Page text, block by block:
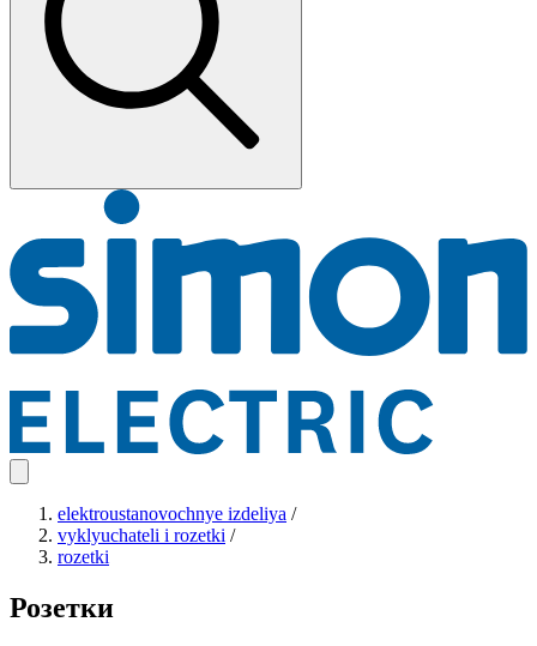
elektroustanovochnye izdeliya /
vyklyuchateli i rozetki /
rozetki
Розетки